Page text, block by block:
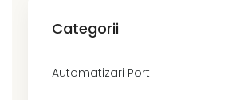
Categorii
Automatizari Porti